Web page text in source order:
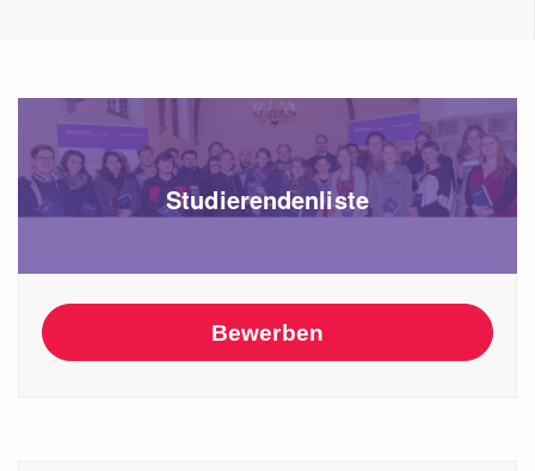
Studierendenliste
Bewerben